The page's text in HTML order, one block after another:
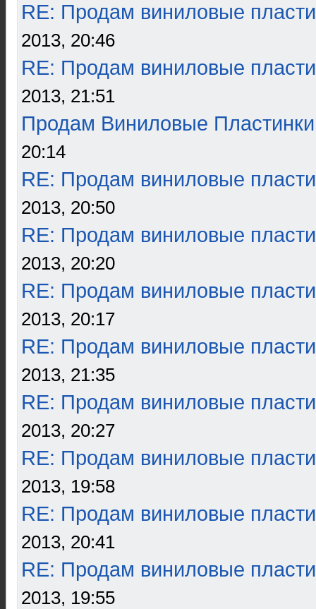
RE: Продам виниловые
2013, 20:46
RE: Продам виниловые
2013, 21:51
Продам Виниловые Пластинки
20:14
RE: Продам виниловые
2013, 20:50
RE: Продам виниловые
2013, 20:20
RE: Продам виниловые
2013, 20:17
RE: Продам виниловые
2013, 21:35
RE: Продам виниловые
2013, 20:27
RE: Продам виниловые
2013, 19:58
RE: Продам виниловые
2013, 20:41
RE: Продам виниловые
2013, 19:55